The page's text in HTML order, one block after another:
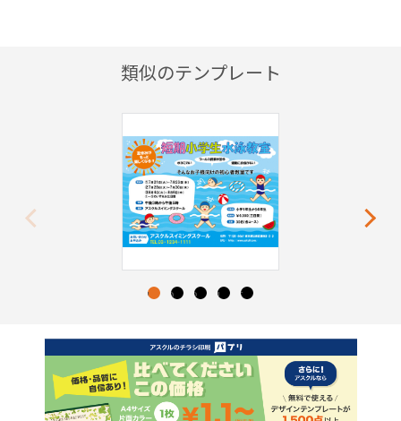
類似のテンプレート
Next
1 2 3 4 5